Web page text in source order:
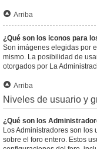
Arriba
¿Qué son los iconos para
Son imágenes elegidas por
mismo. La posibilidad de
otorgados por La
Arriba
Niveles de usuario y
¿Qué son los
Los Administradores son los
sobre el foro entero. Estos